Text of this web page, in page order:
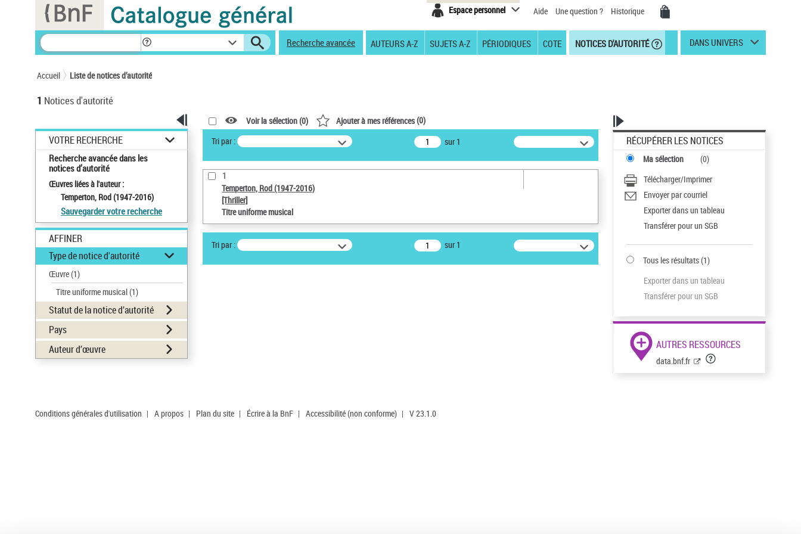
Espace personnel Aide Une question ? Historique
Recherche avancée AUTEURS A-Z SUJETS A-Z PÉRIODIQUES COTE NOTICES D'AUTORITÉ DANS UNIVERS
Accueil Liste de notices d’autorité
1 Notices d'autorité
VOTRE RECHERCHE
Recherche avancée dans les
notices d’autorité
Œuvres liées à l'auteur :
Temperton, Rod (1947-2016)
Sauvegarder votre recherche
AFFINER
Type de notice d'autorité
Œuvre(1)
Titre uniforme musical(1)
Statut de la notice d’autorité
Pays
Auteur d’œuvre
Voir la sélection (0) Ajouter à mes références(0)
Tri par :
sur 1
1
Temperton, Rod (1947-2016)
[Thriller]
Titre uniforme musical
Tri par : sur 1
RÉCUPÉRER LES NOTICES
Ma sélection (0)
Télécharger/Imprimer
Envoyer par courriel
Exporter dans un tableau
Transférer pour un SGB
Tous les résultats(1)
Exporter dans un tableau
Transférer pour un SGB
AUTRES RESSOURCES
data.bnf.fr
Conditions générales d'utilisation | A propos | Plan du site | Écrire à la BnF | Accessibilité (non conforme) | V 23.1.0
Panneau de gestion des cookies